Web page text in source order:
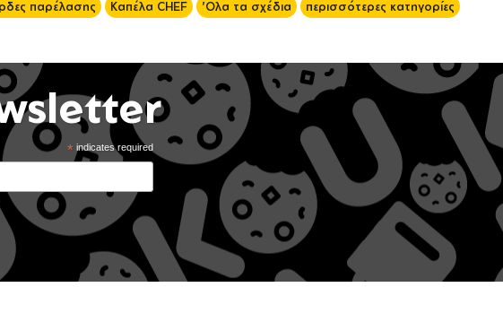
παρέλασης Καπέλα CHEF 'Ολα τα σχέδια περισσότερες κατηγορίες
*indicates required